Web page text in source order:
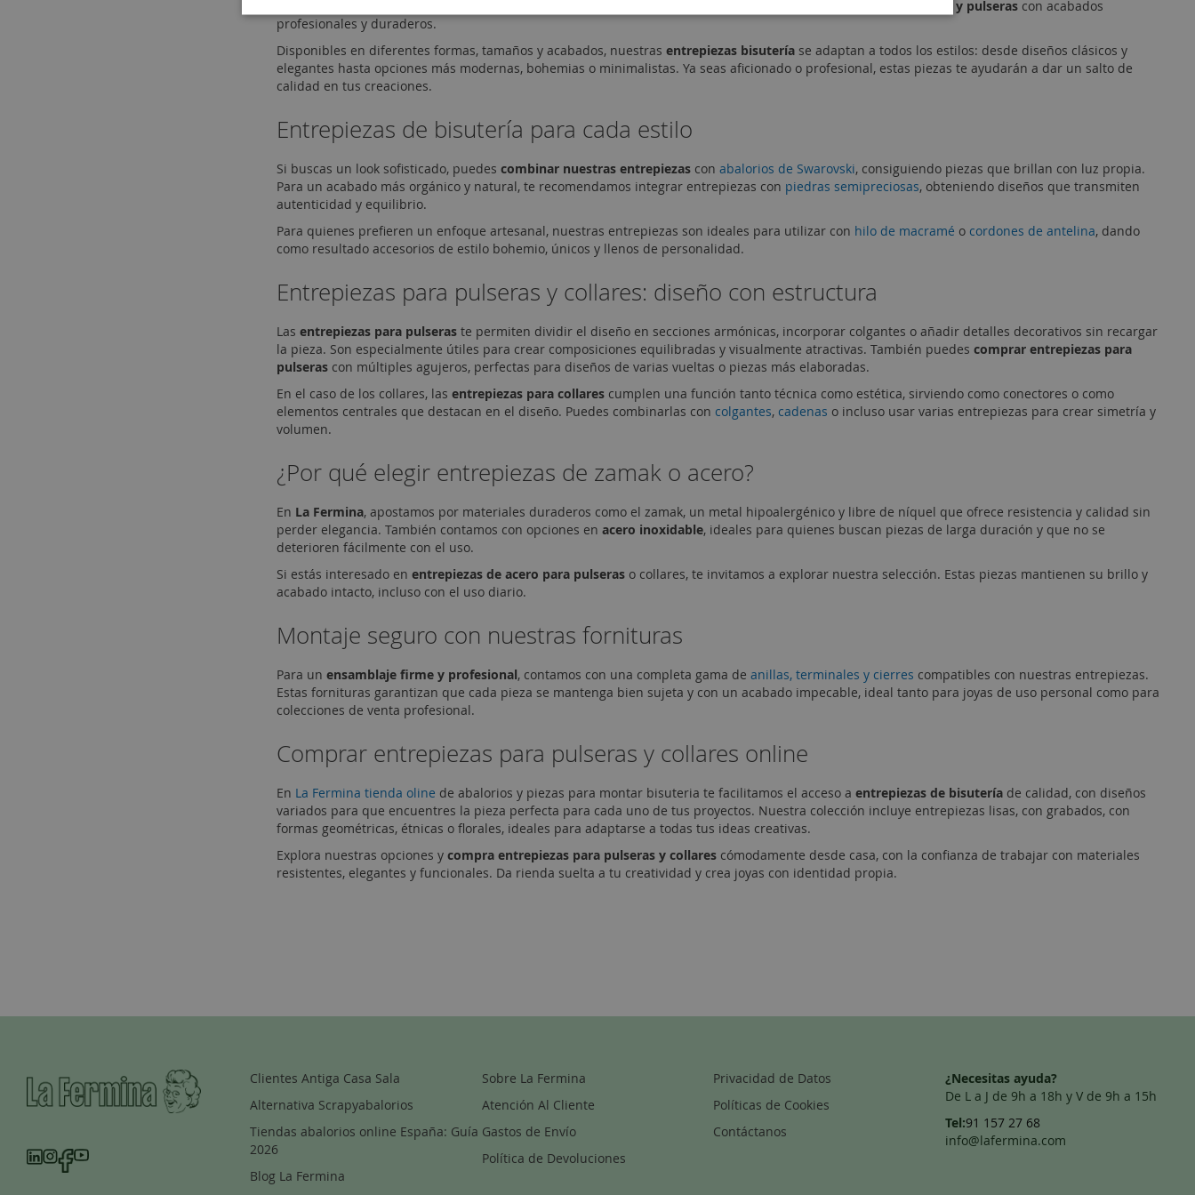
collares, pendientes y pulseras con acabados
profesionales y duraderos.
Disponibles en diferentes formas, tamaños y acabados, nuestras entrepiezas bisutería se adaptan a todos los estilos: desde diseños clásicos y
elegantes hasta opciones más modernas, bohemias o minimalistas. Ya seas aficionado o profesional, estas piezas te ayudarán a dar un salto de
calidad en tus creaciones.
Entrepiezas de bisutería para cada estilo
Si buscas un look sofisticado, puedes combinar nuestras entrepiezas con abalorios de Swarovski, consiguiendo piezas que brillan con luz propia.
Para un acabado más orgánico y natural, te recomendamos integrar entrepiezas con piedras semipreciosas, obteniendo diseños que transmiten
autenticidad y equilibrio.
Para quienes prefieren un enfoque artesanal, nuestras entrepiezas son ideales para utilizar con hilo de macramé o cordones de antelina, dando
como resultado accesorios de estilo bohemio, únicos y llenos de personalidad.
Entrepiezas para pulseras y collares: diseño con estructura
Las entrepiezas para pulseras te permiten dividir el diseño en secciones armónicas, incorporar colgantes o añadir detalles decorativos sin recargar
la pieza. Son especialmente útiles para crear composiciones equilibradas y visualmente atractivas. También puedes comprar entrepiezas para
pulseras con múltiples agujeros, perfectas para diseños de varias vueltas o piezas más elaboradas.
En el caso de los collares, las entrepiezas para collares cumplen una función tanto técnica como estética, sirviendo como conectores o como
elementos centrales que destacan en el diseño. Puedes combinarlas con colgantes, cadenas o incluso usar varias entrepiezas para crear simetría y
volumen.
¿Por qué elegir entrepiezas de zamak o acero?
En La Fermina, apostamos por materiales duraderos como el zamak, un metal hipoalergénico y libre de níquel que ofrece resistencia y calidad sin
perder elegancia. También contamos con opciones en acero inoxidable, ideales para quienes buscan piezas de larga duración y que no se
deterioren fácilmente con el uso.
Si estás interesado en entrepiezas de acero para pulseras o collares, te invitamos a explorar nuestra selección. Estas piezas mantienen su brillo y
acabado intacto, incluso con el uso diario.
Montaje seguro con nuestras fornituras
Para un ensamblaje firme y profesional, contamos con una completa gama de anillas, terminales y cierres compatibles con nuestras entrepiezas.
Estas fornituras garantizan que cada pieza se mantenga bien sujeta y con un acabado impecable, ideal tanto para joyas de uso personal como para
colecciones de venta profesional.
Comprar entrepiezas para pulseras y collares online
En La Fermina tienda oline de abalorios y piezas para montar bisuteria te facilitamos el acceso a entrepiezas de bisutería de calidad, con diseños
variados para que encuentres la pieza perfecta para cada uno de tus proyectos. Nuestra colección incluye entrepiezas lisas, con grabados, con
formas geométricas, étnicas o florales, ideales para adaptarse a todas tus ideas creativas.
Explora nuestras opciones y compra entrepiezas para pulseras y collares cómodamente desde casa, con la confianza de trabajar con materiales
resistentes, elegantes y funcionales. Da rienda suelta a tu creatividad y crea joyas con identidad propia.
Clientes Antiga Casa Sala
Alternativa Scrapyabalorios
Tiendas abalorios online España: Guía
2026
Blog La Fermina
Sobre La Fermina
Atención Al Cliente
Gastos de Envío
Política de Devoluciones
Privacidad de Datos
Políticas de Cookies
Contáctanos
¿Necesitas ayuda?
De L a J de 9h a 18h y V de 9h a 15h
Tel:91 157 27 68
info@lafermina.com